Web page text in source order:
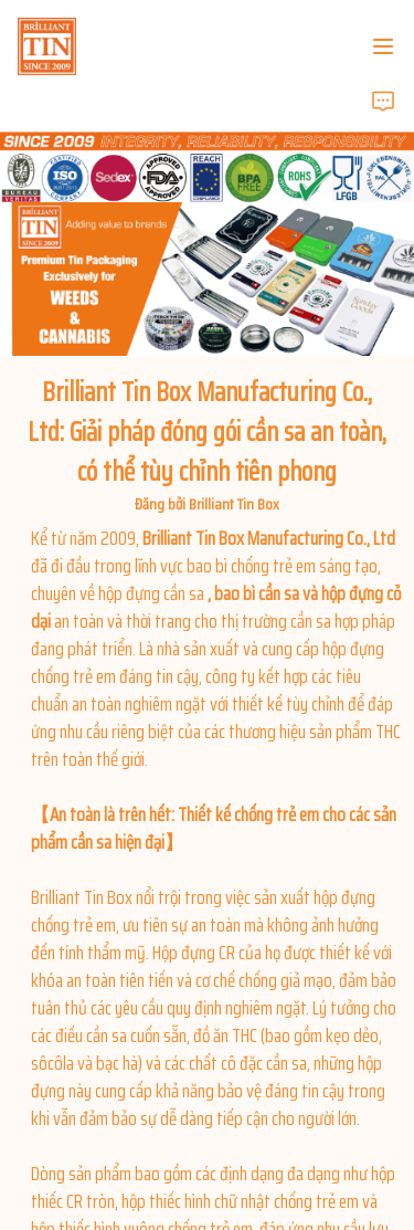
Brilliant Tin Box Manufacturing Co.,
Ltd: Giải pháp đóng gói cần sa an toàn,
có thể tùy chỉnh tiên phong
Đăng bởi Brilliant Tin Box
Kể từ năm 2009,Brilliant Tin Box Manufacturing Co., Ltd
đã đi đầu trong lĩnh vực bao bì chống trẻ em sáng tạo,
chuyên về hộp đựng cần sa, bao bì cần sa và hộp đựng cỏ
dạian toàn và thời trangcho thị trường cần sa hợp pháp
đang phát triển. Là nhà sản xuất và cung cấp hộp đựng
chống trẻ em đáng tin cậy, công ty kết hợp các tiêu
chuẩn an toàn nghiêm ngặt với thiết kế tùy chỉnh để đáp
ứng nhu cầu riêng biệt của các thương hiệu sản phẩm THC
trên toàn thế giới.
【An toàn là trên hết: Thiết kế chống trẻ em cho các sản
phẩm cần sa hiện đại】
Brilliant Tin Box nổi trội trong việc sản xuất hộp đựng
chống trẻ em, ưu tiên sự an toàn mà không ảnh hưởng
đến tính thẩm mỹ. Hộp đựng CR của họ được thiết kế với
khóa an toàn tiên tiến và cơ chế chống giả mạo, đảm bảo
tuân thủ các yêu cầu quy định nghiêm ngặt. Lý tưởng cho
các điếu cần sa cuốn sẵn, đồ ăn THC (bao gồm kẹo dẻo,
sôcôla và bạc hà) và các chất cô đặc cần sa, những hộp
đựng này cung cấp khả năng bảo vệ đáng tin cậy trong
khi vẫn đảm bảo sự dễ dàng tiếp cận cho người lớn.
Dòng sản phẩm bao gồm các định dạng đa dạng như hộp
thiếc CR tròn, hộp thiếc hình chữ nhật chống trẻ em và
Công ty
Sản phẩm
Dịch vụ khách hàng
Triển lãm thương mại 2026
Bền vững
Tin tức
Sản phẩm